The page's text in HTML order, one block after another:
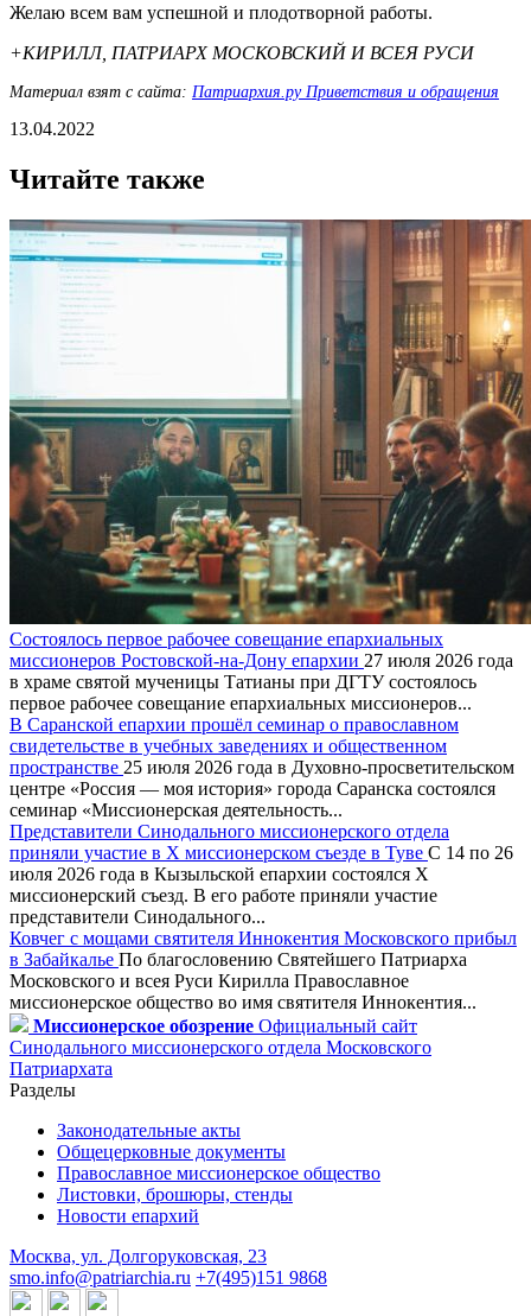
Желаю всем вам успешной и плодотворной работы.
+КИРИЛЛ, ПАТРИАРХ МОСКОВСКИЙ И ВСЕЯ РУСИ
Материал взят с сайта: Патриархия.ру Приветствия и обращения
13.04.2022
Читайте также
Состоялось первое рабочее совещание епархиальных
миссионеров Ростовской-на-Дону епархии 27 июля 2026 года
в храме святой мученицы Татианы при ДГТУ состоялось
первое рабочее совещание епархиальных миссионеров...
В Саранской епархии прошёл семинар о православном
свидетельстве в учебных заведениях и общественном
пространстве 25 июля 2026 года в Духовно-просветительском
центре «Россия — моя история» города Саранска состоялся
семинар «Миссионерская деятельность...
Представители Синодального миссионерского отдела
приняли участие в X миссионерском съезде в Туве С 14 по 26
июля 2026 года в Кызыльской епархии состоялся X
миссионерский съезд. В его работе приняли участие
представители Синодального...
Ковчег с мощами святителя Иннокентия Московского прибыл
в Забайкалье По благословению Святейшего Патриарха
Московского и всея Руси Кирилла Православное
миссионерское общество во имя святителя Иннокентия...
Миссионерское обозрение Официальный сайт
Синодального миссионерского отдела Московского
Патриархата
Разделы
Законодательные акты
Общецерковные документы
Православное миссионерское общество
Листовки, брошюры, стенды
Новости епархий
Москва, ул. Долгоруковская, 23
smo.info@patriarchia.ru +7(495)151 9868